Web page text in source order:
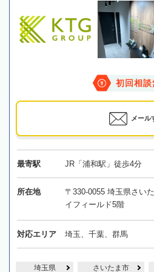
初回相談
メール
最寄駅 JR「浦和駅」徒歩4分
所在地
〒330-0055 埼玉県さい
イフィールド5階
対応エリア 埼玉、千葉、群馬
埼玉県 さいたま市